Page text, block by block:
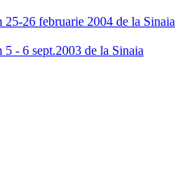
26 februarie 2004 de la Sinaia
- 6 sept.2003 de la Sinaia